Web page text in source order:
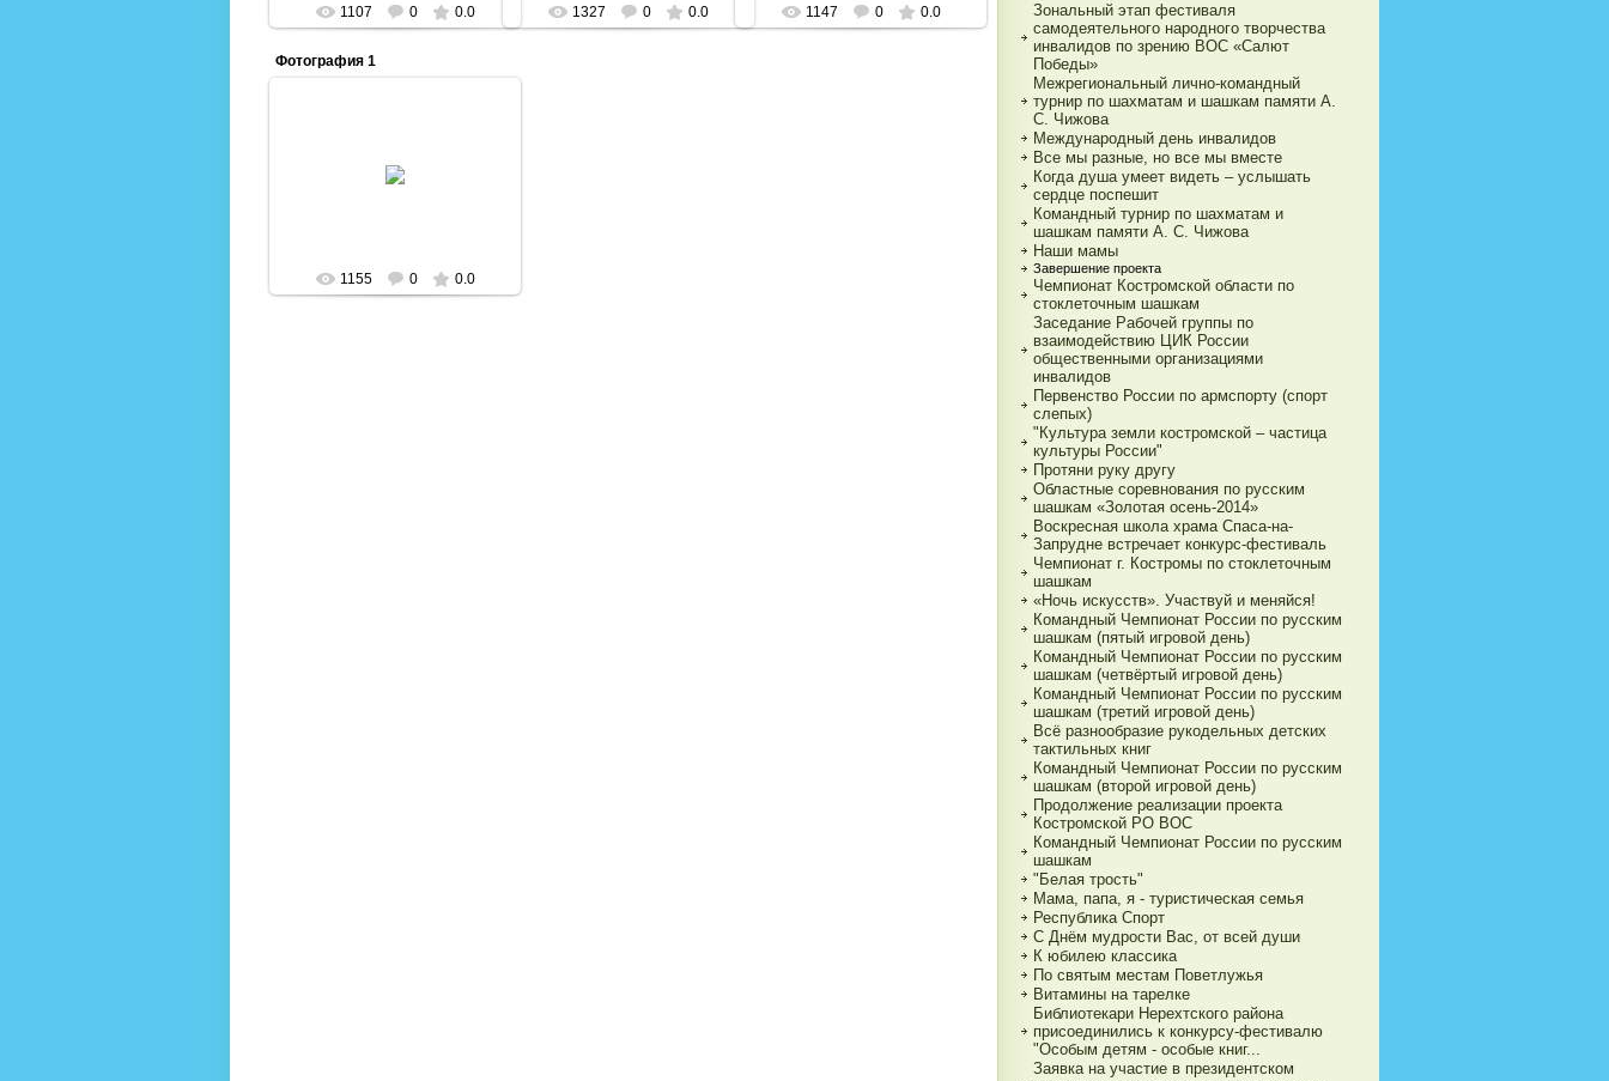
1107 0 0.0 1327 0 0.0 1147 0 0.0
Фотография 1
1155 0 0.0
Зональный этап фестиваля
самодеятельного народного творчества
инвалидов по зрению ВОС «Салют
Победы»
Межрегиональный лично-командный
турнир по шахматам и шашкам памяти А.
С. Чижова
Международный день инвалидов
Все мы разные, но все мы вместе
Когда душа умеет видеть – услышать
сердце поспешит
Командный турнир по шахматам и
шашкам памяти А. С. Чижова
Наши мамы
Завершение проекта
Чемпионат Костромской области по
стоклеточным шашкам
Заседание Рабочей группы по
взаимодействию ЦИК России
общественными организациями
инвалидов
Первенство России по армспорту (спорт
слепых)
"Культура земли костромской – частица
культуры России"
Протяни руку другу
Областные соревнования по русским
шашкам «Золотая осень-2014»
Воскресная школа храма Спаса-на-
Запрудне встречает конкурс-фестиваль
Чемпионат г. Костромы по стоклеточным
шашкам
«Ночь искусств». Участвуй и меняйся!
Командный Чемпионат России по русским
шашкам (пятый игровой день)
Командный Чемпионат России по русским
шашкам (четвёртый игровой день)
Командный Чемпионат России по русским
шашкам (третий игровой день)
Всё разнообразие рукодельных детских
тактильных книг
Командный Чемпионат России по русским
шашкам (второй игровой день)
Продолжение реализации проекта
Костромской РО ВОС
Командный Чемпионат России по русским
шашкам
"Белая трость"
Мама, папа, я - туристическая семья
Республика Спорт
С Днём мудрости Вас, от всей души
К юбилею классика
По святым местам Поветлужья
Витамины на тарелке
Библиотекари Нерехтского района
присоединились к конкурсу-фестивалю
"Особым детям - особые книг...
Заявка на участие в президентском